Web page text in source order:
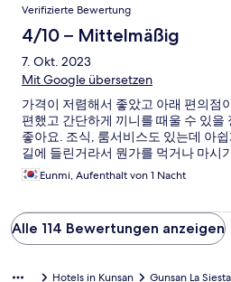
Verifizierte Bewertung
4/10 – Mittelmäßig
7. Okt. 2023
Mit Google übersetzen
가격이 저렴해서 좋았고 아래 편의점
편했고 간단하게 끼니를 때울 수 있을
좋아요. 조식, 룸서비스도 있는데 아
길에 들린거라서 뭔가를 먹거나 마시
Eunmi, Aufenthalt von 1 Nacht
Alle 114 Bewertungen anzeigen
Hotels in Kunsan Gunsan La